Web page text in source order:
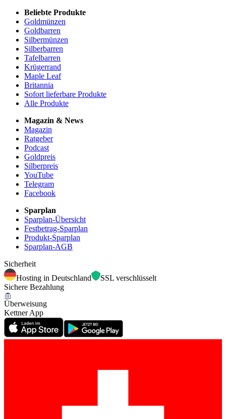
Beliebte Produkte
Goldmünzen
Goldbarren
Silbermünzen
Silberbarren
Tafelbarren
Krügerrand
Maple Leaf
Britannia
Sofort lieferbare Produkte
Alle Produkte
Magazin & News
Magazin
Ratgeber
Podcast
Goldpreis
Silberpreis
YouTube
Telegram
Facebook
Sparplan
Sparplan-Übersicht
Festbetrag-Sparplan
Produkt-Sparplan
Sparplan-AGB
Sicherheit
Hosting in Deutschland
SSL verschlüsselt
Sichere Bezahlung
Überweisung
Kettner App